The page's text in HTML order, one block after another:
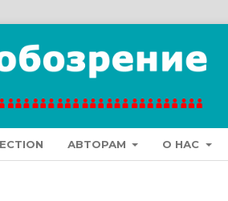
АВТОРАМ О НАС